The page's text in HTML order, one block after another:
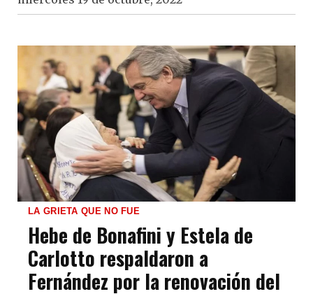
LA GRIETA QUE NO FUE
Hebe de Bonafini y Estela de
Carlotto respaldaron a
Fernández por la renovación del